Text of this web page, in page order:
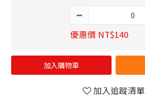
優惠價 NT$140
加入購物車
加入追蹤清單